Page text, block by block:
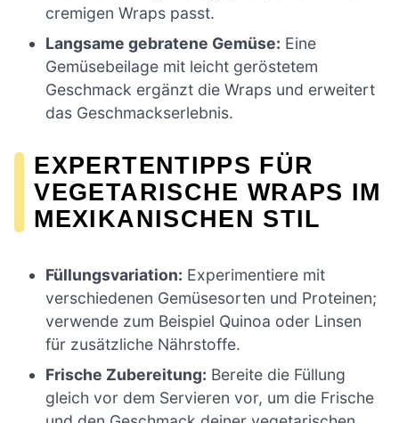
cremigen Wraps passt.
Langsame gebratene Gemüse: Eine
Gemüsebeilage mit leicht geröstetem
Geschmack ergänzt die Wraps und erweitert
das Geschmackserlebnis.
EXPERTENTIPPS FÜR
VEGETARISCHE WRAPS IM
MEXIKANISCHEN STIL
Füllungsvariation: Experimentiere mit
verschiedenen Gemüsesorten und Proteinen;
verwende zum Beispiel Quinoa oder Linsen
für zusätzliche Nährstoffe.
Frische Zubereitung: Bereite die Füllung
gleich vor dem Servieren vor, um die Frische